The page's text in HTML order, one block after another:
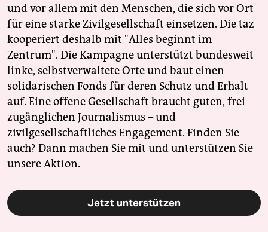
und vor allem mit den Menschen, die sich vor Ort
für eine starke Zivilgesellschaft einsetzen. Die taz
kooperiert deshalb mit "Alles beginnt im
Zentrum". Die Kampagne unterstützt bundesweit
linke, selbstverwaltete Orte und baut einen
solidarischen Fonds für deren Schutz und Erhalt
auf. Eine offene Gesellschaft braucht guten, frei
zugänglichen Journalismus – und
zivilgesellschaftliches Engagement. Finden Sie
auch? Dann machen Sie mit und unterstützen Sie
unsere Aktion.
Jetzt unterstützen